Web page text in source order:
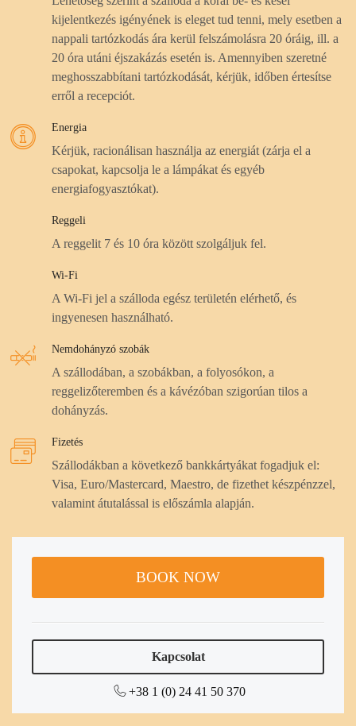
kijelentkezés igényének is eleget tud tenni, mely esetben a
nappali tartózkodás ára kerül felszámolásra 20 óráig, ill. a
20 óra utáni éjszakázás esetén is. Amennyiben szeretné
meghosszabbítani tartózkodását, kérjük, időben értesítse
erről a recepciót.
Energia
Kérjük, racionálisan használja az energiát (zárja el a
csapokat, kapcsolja le a lámpákat és egyéb
energiafogyasztókat).
Reggeli
A reggelit 7 és 10 óra között szolgáljuk fel.
Wi-Fi
A Wi-Fi jel a szálloda egész területén elérhető, és
ingyenesen használható.
Nemdohányzó szobák
A szállodában, a szobákban, a folyosókon, a
reggelizőteremben és a kávézóban szigorúan tilos a
dohányzás.
Fizetés
Szállodákban a következő bankkártyákat fogadjuk el:
Visa, Euro/Mastercard, Maestro, de fizethet készpénzzel,
valamint átutalással is előszámla alapján.
BOOK NOW
Kapcsolat
+38 1 (0) 24 41 50 370